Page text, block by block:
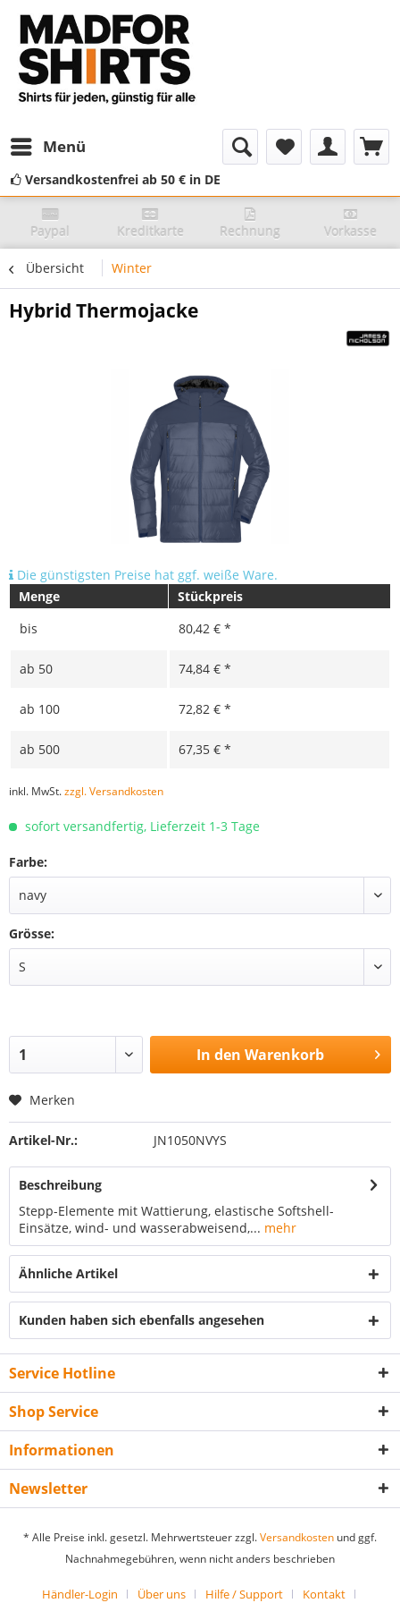
Menü
Versandkostenfrei ab 50 € in DE
Paypal Kreditkarte Rechnung Vorkasse
Übersicht Winter
Hybrid Thermojacke
Die günstigsten Preise hat ggf. weiße Ware.
Menge
Stückpreis
bis
80,42 € *
ab 50 74,84 € *
ab 100 72,82 € *
ab 500 67,35 € *
inkl. MwSt.zzgl. Versandkosten
sofort versandfertig, Lieferzeit 1-3 Tage
Farbe:
Grösse:
In den Warenkorb
Merken
Artikel-Nr.: JN1050NVYS
Beschreibung
Stepp-Elemente mit Wattierung, elastische Softshell-
Einsätze, wind- und wasserabweisend,... mehr
Ähnliche Artikel
Kunden haben sich ebenfalls angesehen
Service Hotline
Shop Service
Informationen
Newsletter
* Alle Preise inkl. gesetzl. Mehrwertsteuer zzgl.Versandkosten und ggf.
Nachnahmegebühren, wenn nicht anders beschrieben
Händler-Login Über uns Hilfe / Support Kontakt